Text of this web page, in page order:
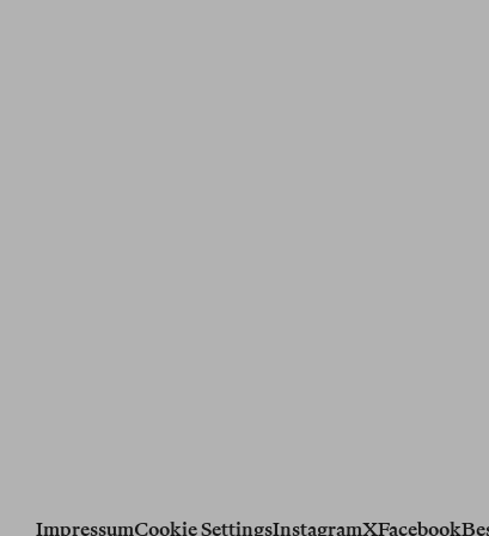
ImpressumCookie SettingsInstagramXFacebook